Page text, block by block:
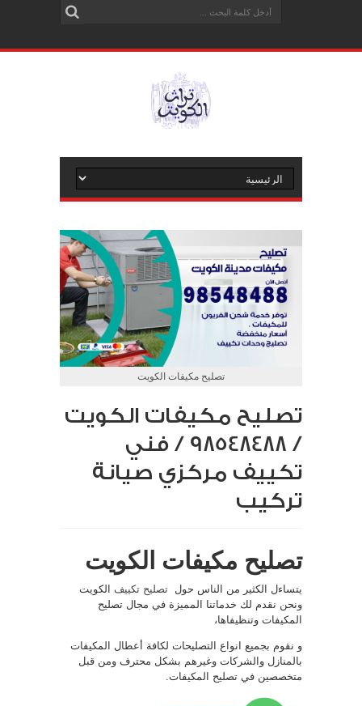
تصليح مكيفات الكويت
تصليح مكيفات الكويت
/ 98548488 / فني
تكييف مركزي صيانة
تركيب
تصليح مكيفات الكويت
يتساءل الكثير من الناس حول تصليح تكييف الكويت
ونحن نقدم لك خدماتنا المميزة في مجال تصليح
المكيفات وتنظيفاها،
و نقوم بجميع انواع التصليحات لكافة أعطال المكيفات
بالمنازل والشركات وغيرهم بشكل محترف ومن قبل
متخصصين في تصليح المكيفات.